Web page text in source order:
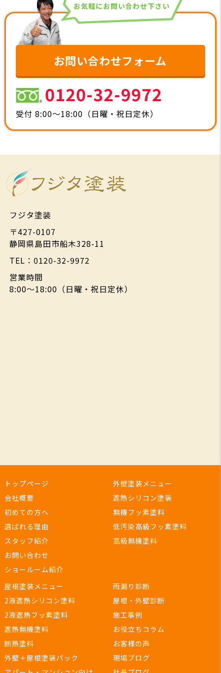
お気軽にお問い合わせ下さい
お問い合わせフォーム
0120-32-9972
受付 8:00～18:00（日曜・祝日定休）
フジタ塗装
〒427-0107
静岡県島田市船木328-11
TEL：0120-32-9972
営業時間
8:00～18:00（日曜・祝日定休）
トップページ
会社概要
初めての方へ
選ばれる理由
スタッフ紹介
お問い合わせ
ショールーム紹介
外壁塗装メニュー
遮熱シリコン塗装
無機フッ素塗料
低汚染高級フッ素塗料
高級無機塗料
屋根塗装メニュー
2液遮熱シリコン塗料
2液遮熱フッ素塗料
遮熱無機塗料
断熱塗料
外壁＋屋根塗装パック
雨漏り診断
屋根・外壁診断
施工事例
お役立ちコラム
お客様の声
現場ブログ